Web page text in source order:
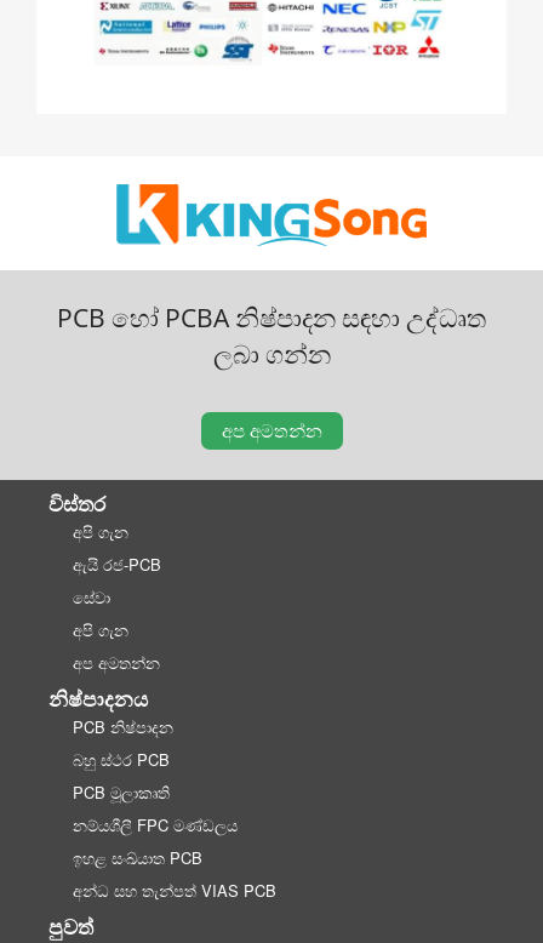
PCB හෝ PCBA නිෂ්පාදන සඳහා උද්ධෘත
ලබා ගන්න
අප අමතන්න
විස්තර
අපි ගැන
ඇයි රජ-PCB
සේවා
අපි ගැන
අප අමතන්න
නිෂ්පාදනය
PCB නිෂ්පාදන
බහු ස්ථර PCB
PCB මූලාකෘති
නම්යශීලී FPC මණ්ඩලය
ඉහළ සංඛ්යාත PCB
අන්ධ සහ තැන්පත් VIAS PCB
පුවත්